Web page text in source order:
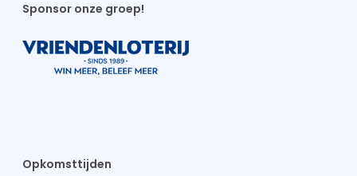
Sponsor onze groep!
Opkomsttijden